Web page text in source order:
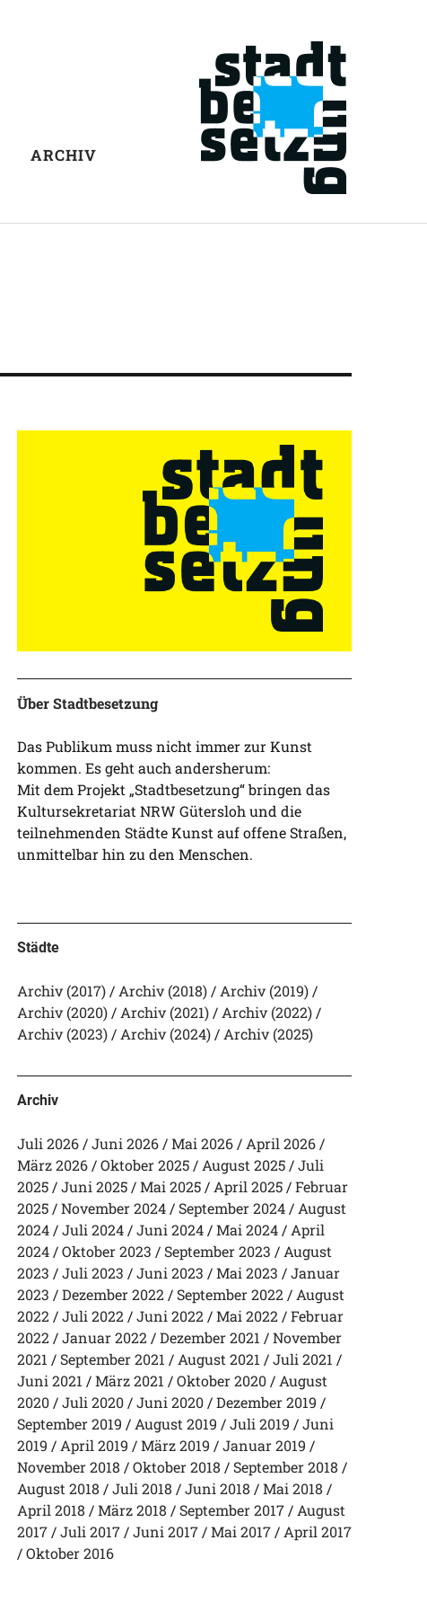
ARCHIV
Über Stadtbesetzung
Das Publikum muss nicht immer zur Kunst
kommen. Es geht auch andersherum:
Mit dem Projekt „Stadtbesetzung“ bringen das
Kultursekretariat NRW Gütersloh und die
teilnehmenden Städte Kunst auf offene Straßen,
unmittelbar hin zu den Menschen.
Städte
Archiv (2017) Archiv (2018)
Archiv (2019)
Archiv (2020)
Archiv (2021)
Archiv (2022)
Archiv (2023)
Archiv (2024) Archiv (2025)
Archiv
Juli 2026 Juni 2026 Mai 2026
April 2026
März 2026
Oktober 2025 August 2025
Juli
2025
Juni 2025 Mai 2025 April 2025
Februar
2025
November 2024 September 2024
August
2024
Juli 2024 Juni 2024 Mai 2024
April
2024
Oktober 2023 September 2023
August
2023
Juli 2023 Juni 2023 Mai 2023
Januar
2023
Dezember 2022 September 2022
August
2022
Juli 2022 Juni 2022 Mai 2022
Februar
2022
Januar 2022 Dezember 2021
November
2021
September 2021 August 2021
Juli 2021
Juni 2021
März 2021 Oktober 2020
August
2020
Juli 2020 Juni 2020
Dezember 2019
September 2019
August 2019 Juli 2019
Juni
2019
April 2019 März 2019
Januar 2019
November 2018
Oktober 2018
September 2018
August 2018
Juli 2018 Juni 2018
Mai 2018
April 2018
März 2018 September 2017
August
2017
Juli 2017 Juni 2017 Mai 2017
April 2017
Oktober 2016